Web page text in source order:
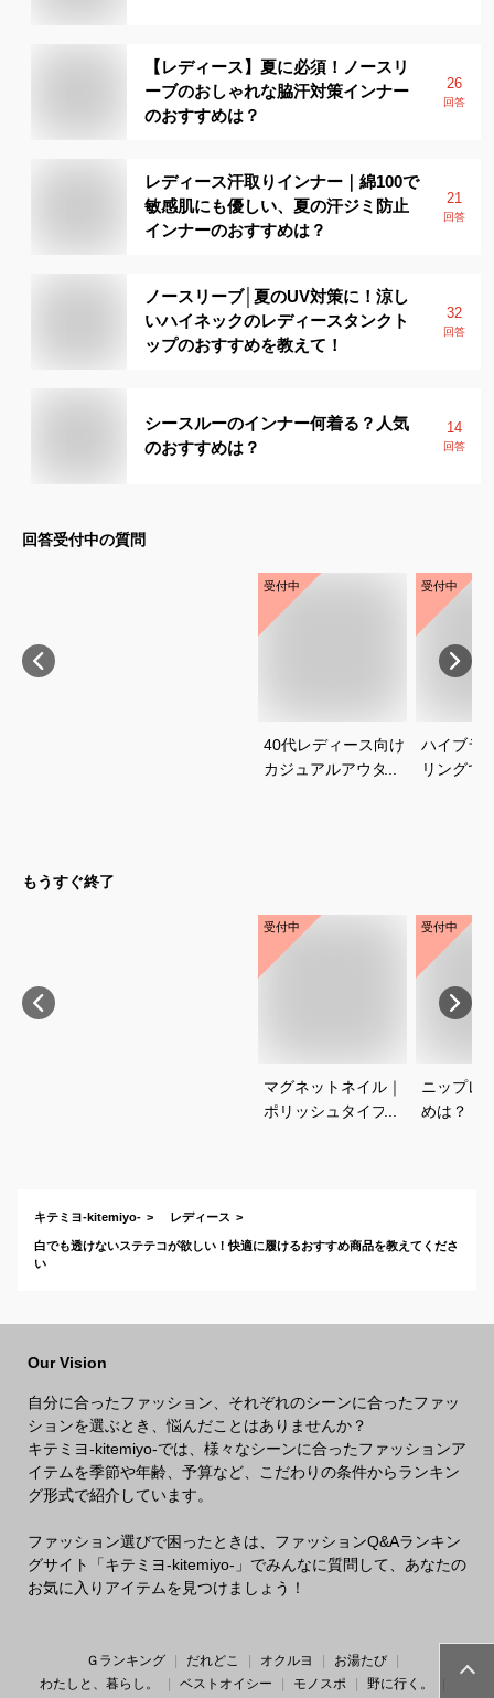
【レディース】夏に必須！ノースリ
ーブのおしゃれな脇汗対策インナー
のおすすめは？
26
回答
レディース汗取りインナー｜綿100で
敏感肌にも優しい、夏の汗ジミ防止
インナーのおすすめは？
21
回答
ノースリーブ│夏のUV対策に！涼し
いハイネックのレディースタンクト
ップのおすすめを教えて！
32
回答
シースルーのインナー何着る？人気
のおすすめは？
14
回答
回答受付中の質問
受付中
40代レディース向け
カジュアルアウター
受付中
ハイブラ
リングで
もうすぐ終了
受付中
マグネットネイル｜
ポリッシュタイプで
受付中
ニップレ
めは？
キテミヨ-kitemiyo- レディース
白でも透けないステテコが欲しい！快適に履けるおすすめ商品を教えてくださ
い
Our Vision
自分に合ったファッション、それぞれのシーンに合ったファッ
ションを選ぶとき、悩んだことはありませんか？
キテミヨ-kitemiyo-では、様々なシーンに合ったファッションア
イテムを季節や年齢、予算など、こだわりの条件からランキン
グ形式で紹介しています。
ファッション選びで困ったときは、ファッションQ&Aランキン
グサイト「キテミヨ-kitemiyo-」でみんなに質問して、あなたの
お気に入りアイテムを見つけましょう！
Ｇランキング だれどこ オクルヨ
お湯たび
わたしと、暮らし。
ベストオイシー モノスポ 野に行く。